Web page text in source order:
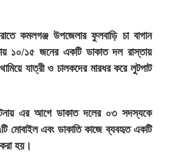
কমলগঞ্জ উপজেলার ফুলবাড়ি চা বাগান
১০/১৫ জনের একটি ডাকাত দল রাস্তায়
যাত্রী ও চালকদের মারধর করে লুটপাট
এর আগে ডাকাত দলের ০৩ সদস্যকে
মোবাইল এবং ডাকাতি কাজে ব্যবহৃত একটি
হয়।